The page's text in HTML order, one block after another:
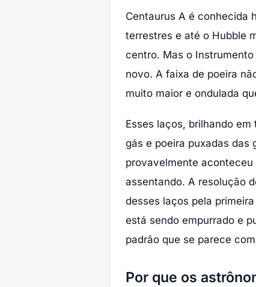
Centaurus A é conhecida
terrestres e até o Hubble
centro. Mas o
novo. A faixa de poeira
muito maior e ondulada
Esses laços, brilhando
gás e poeira puxadas das
provavelmente
assentando. A resolução
desses laços pela
está sendo empurrado e
padrão que se parece
Por que os